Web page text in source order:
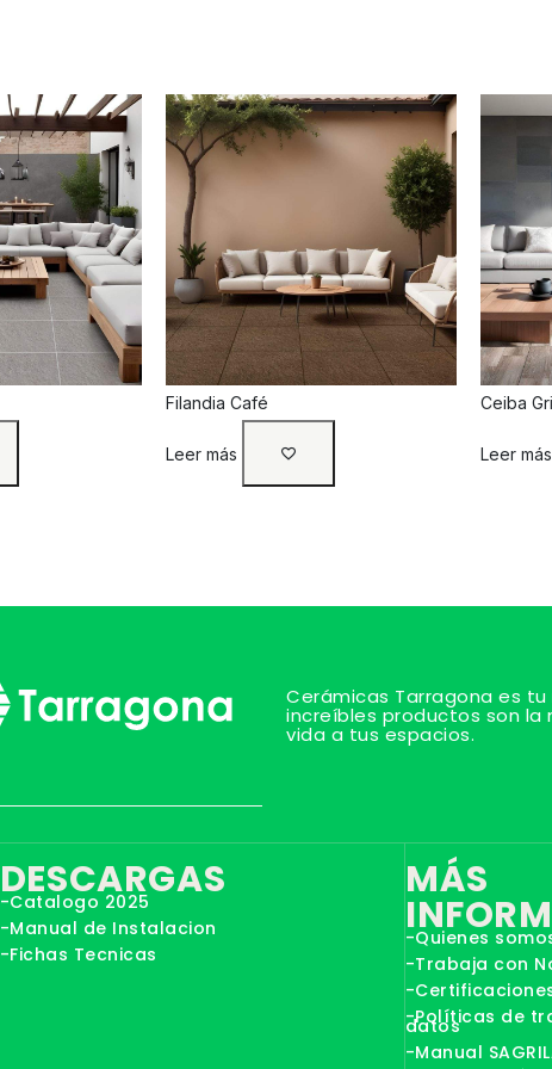
Filandia Café
Leer más
Ceiba
Leer más
Cerámicas Tarragona es
increíbles productos son la
vida a tus espacios.
DESCARGAS
-Catalogo 2025
-Manual de Instalacion
-Fichas Tecnicas
MÁS
-Quienes
-Trabaja con
-
-Políticas de
datos
-Manual